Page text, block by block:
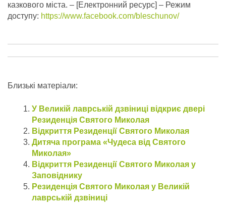
казкового міста. – [Електронний ресурс] – Режим
доступу: https://www.facebook.com/bleschunov/
Близькі матеріали:
У Великій лаврській дзвіниці відкриє двері
Резиденція Святого Миколая
Відкриття Резиденції Святого Миколая
Дитяча програма «Чудеса від Святого
Миколая»
Відкриття Резиденції Святого Миколая у
Заповіднику
Резиденція Святого Миколая у Великій
лаврській дзвіниці